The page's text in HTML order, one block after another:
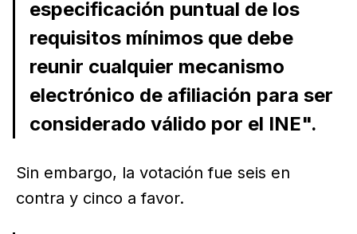
especificación puntual de los
requisitos mínimos que debe
reunir cualquier mecanismo
electrónico de afiliación para ser
considerado válido por el INE".
Sin embargo, la votación fue seis en
contra y cinco a favor.